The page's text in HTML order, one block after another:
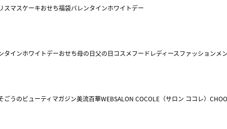
スマスケーキおせち福袋バレンタインホワイトデー
タインホワイトデーおせち母の日父の日 コスメフードレディースファッションメ
ごうのビューティマガジン美流百華WEBSALON COCOLE（サロン ココレ）